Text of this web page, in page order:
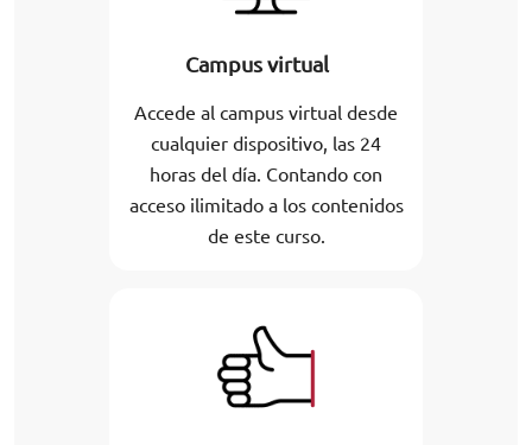
Campus virtual
Accede al campus virtual desde
cualquier dispositivo, las 24
horas del día. Contando con
acceso ilimitado a los contenidos
de este curso.